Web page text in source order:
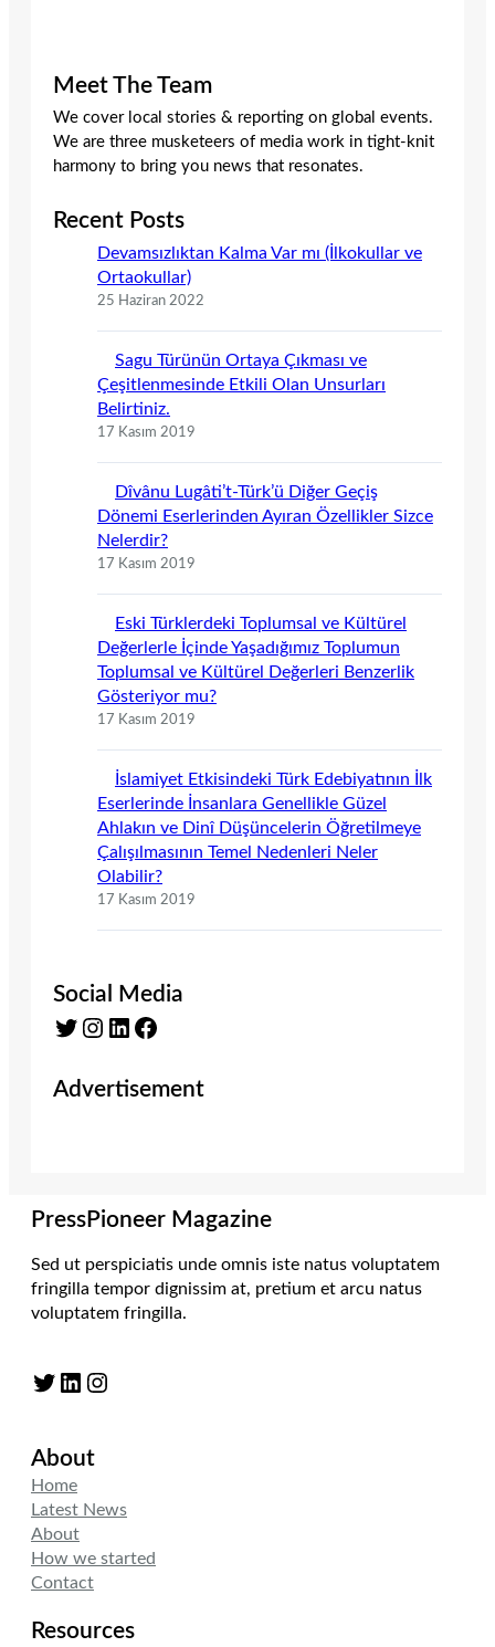
Meet The Team
We cover local stories & reporting on global events.
We are three musketeers of media work in tight-knit
harmony to bring you news that resonates.
Recent Posts
Devamsızlıktan Kalma Var mı (İlkokullar ve
Ortaokullar)
25 Haziran 2022
Sagu Türünün Ortaya Çıkması ve
Çeşitlenmesinde Etkili Olan Unsurları
Belirtiniz.
17 Kasım 2019
Dîvânu Lugâti’t-Türk’ü Diğer Geçiş
Dönemi Eserlerinden Ayıran Özellikler Sizce
Nelerdir?
17 Kasım 2019
Eski Türklerdeki Toplumsal ve Kültürel
Değerlerle İçinde Yaşadığımız Toplumun
Toplumsal ve Kültürel Değerleri Benzerlik
Gösteriyor mu?
17 Kasım 2019
İslamiyet Etkisindeki Türk Edebiyatının İlk
Eserlerinde İnsanlara Genellikle Güzel
Ahlakın ve Dinî Düşüncelerin Öğretilmeye
Çalışılmasının Temel Nedenleri Neler
Olabilir?
17 Kasım 2019
Social Media
Twitter Instagram LinkedIn Facebook
Advertisement
PressPioneer Magazine
Sed ut perspiciatis unde omnis iste natus voluptatem
fringilla tempor dignissim at, pretium et arcu natus
voluptatem fringilla.
Twitter LinkedIn Instagram
About
Home
Latest News
About
How we started
Contact
Resources